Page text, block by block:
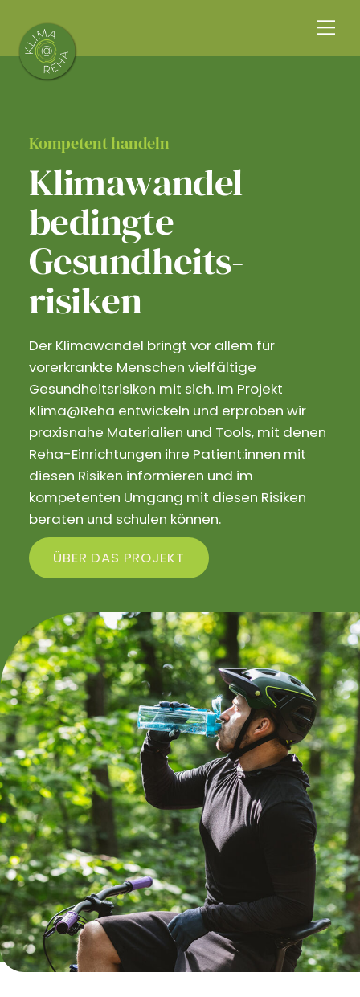
content
Kompetent handeln
Klimawandel­
bedingte
Gesundheits­
risiken
Der Klimawandel bringt vor allem für
vorerkrankte Menschen vielfältige
Gesundheitsrisiken mit sich. Im Projekt
Klima@Reha entwickeln und erproben wir
praxisnahe Materialien und Tools, mit denen
Reha-Einrichtungen ihre Patient:innen mit
diesen Risiken informieren und im
kompetenten Umgang mit diesen Risiken
beraten und schulen können.
ÜBER DAS PROJEKT